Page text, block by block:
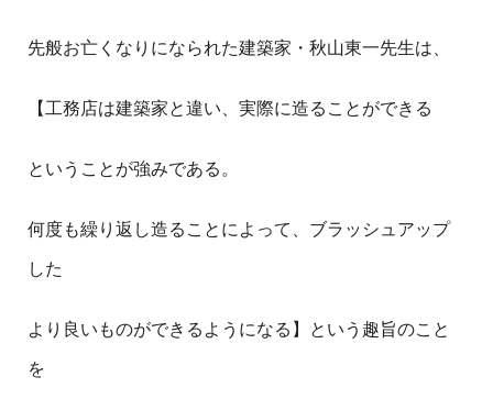
先般お亡くなりになられた建築家・秋山東一先生は、
【工務店は建築家と違い、実際に造ることができる
ということが強みである。
何度も繰り返し造ることによって、ブラッシュアップ
した
より良いものができるようになる】という趣旨のこと
を